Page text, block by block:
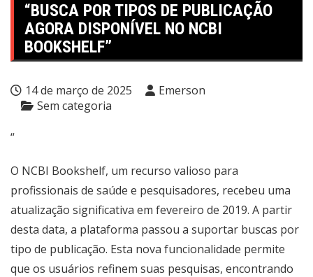
“BUSCA POR TIPOS DE PUBLICAÇÃO
AGORA DISPONÍVEL NO NCBI
BOOKSHELF”
14 de março de 2025
Emerson
Sem categoria
“
O NCBI Bookshelf, um recurso valioso para
profissionais de saúde e pesquisadores, recebeu uma
atualização significativa em fevereiro de 2019. A partir
desta data, a plataforma passou a suportar buscas por
tipo de publicação. Esta nova funcionalidade permite
que os usuários refinem suas pesquisas, encontrando